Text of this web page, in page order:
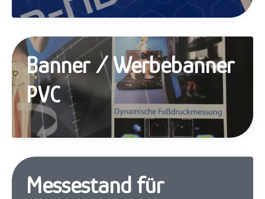
Banner / Werbebanner
PVC
Messestand für